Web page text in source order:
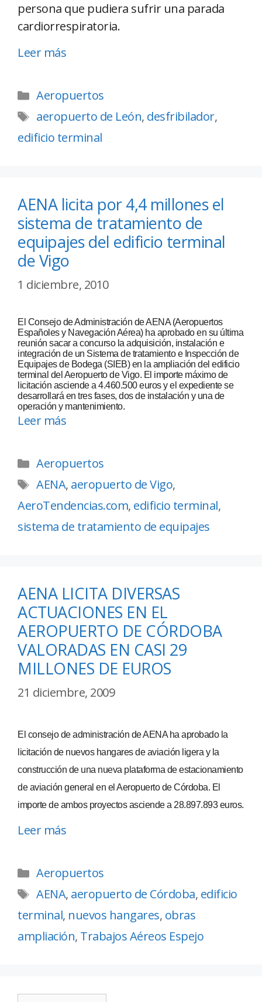
persona que pudiera sufrir una parada
cardiorrespiratoria.
Leer más
Aeropuertos
aeropuerto de León, desfribilador,
edificio terminal
AENA licita por 4,4 millones el
sistema de tratamiento de
equipajes del edificio terminal
de Vigo
1 diciembre, 2010
El Consejo de Administración de AENA (Aeropuertos
Españoles y Navegación Aérea) ha aprobado en su última
reunión sacar a concurso la adquisición, instalación e
integración de un Sistema de tratamiento e Inspección de
Equipajes de Bodega (SIEB) en la ampliación del edificio
terminal del Aeropuerto de Vigo. El importe máximo de
licitación asciende a 4.460.500 euros y el expediente se
desarrollará en tres fases, dos de instalación y una de
operación y mantenimiento.
Leer más
Aeropuertos
AENA, aeropuerto de Vigo,
AeroTendencias.com, edificio terminal,
sistema de tratamiento de equipajes
AENA LICITA DIVERSAS
ACTUACIONES EN EL
AEROPUERTO DE CÓRDOBA
VALORADAS EN CASI 29
MILLONES DE EUROS
21 diciembre, 2009
El consejo de administración de AENA ha aprobado la
licitación de nuevos hangares de aviación ligera y la
construcción de una nueva plataforma de estacionamiento
de aviación general en el Aeropuerto de Córdoba. El
importe de ambos proyectos asciende a 28.897.893 euros.
Leer más
Aeropuertos
AENA, aeropuerto de Córdoba, edificio
terminal, nuevos hangares, obras
ampliación, Trabajos Aéreos Espejo